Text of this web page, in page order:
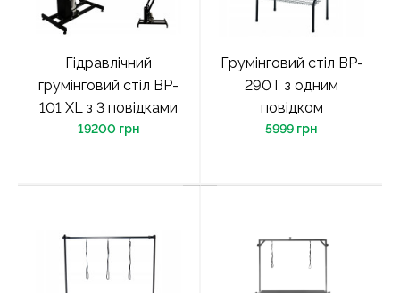
Гідравлічний
грумінговий стіл BP-
101 XL з 3 повідками
19200 грн
Грумінговий стіл BP-
290T з одним
повідком
5999 грн